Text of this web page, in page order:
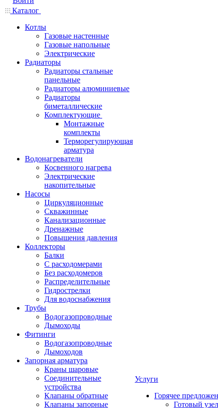
Каталог
Котлы
Газовые настенные
Газовые напольные
Электрические
Радиаторы
Радиаторы стальные
панельные
Радиаторы алюминиевые
Радиаторы
биметаллические
Комплектующие
Монтажные
комплекты
Терморегулирующая
арматура
Водонагреватели
Косвенного нагрева
Электрические
накопительные
Насосы
Циркуляционные
Скважинные
Канализационные
Дренажные
Повышения давления
Коллекторы
Балки
С расходомерами
Без расходомеров
Распределительные
Гидрострелки
Для водоснабжения
Трубы
Водогазопроводные
Дымоходы
Фитинги
Водогазопроводные
Дымоходов
Запорная арматура
Краны шаровые
Соединительные
устройства
Клапаны обратные
Клапаны запорные
Услуги
Горячее
Готовый узел